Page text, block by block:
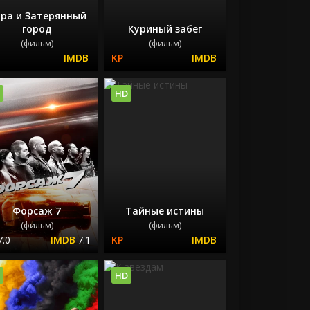
и Затерянный
город
(фильм)
Куриный забег
(фильм)
Форсаж 7
(фильм)
7.1
Тайные истины
(фильм)
HD
HD